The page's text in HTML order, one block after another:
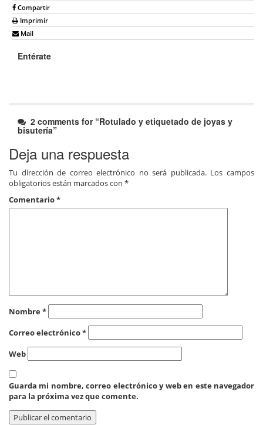
Compartir
Imprimir
Mail
Entérate
2 comments for “Rotulado y etiquetado de joyas y
bisutería”
Deja una respuesta
Tu dirección de correo electrónico no será publicada. Los campos
obligatorios están marcados con *
Comentario*
Nombre*
Correo electrónico*
Web
Guarda mi nombre, correo electrónico y web en este navegador
para la próxima vez que comente.